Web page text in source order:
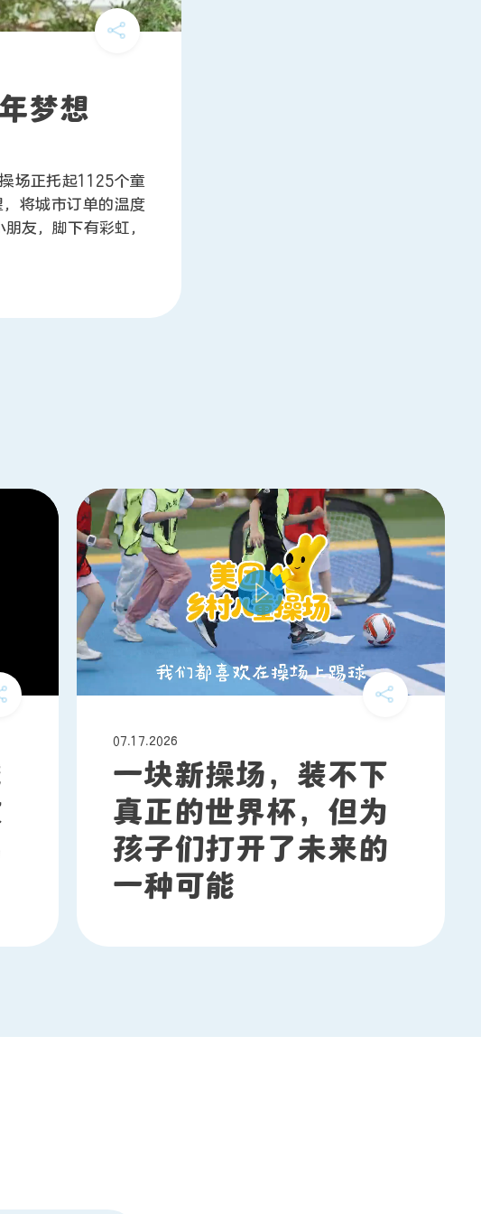
梦想
场正托起1125个童
将城市订单的温度
友，脚下有彩虹，
07.17.2026
一块新操场，装不下
真正的世界杯，但为
孩子们打开了未来的
一种可能